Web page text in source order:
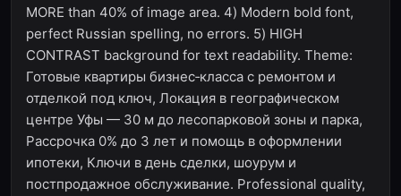
MORE than 40% of image area. 4) Modern bold font,
perfect Russian spelling, no errors. 5) HIGH
CONTRAST background for text readability. Theme:
Готовые квартиры бизнес‑класса с ремонтом и
отделкой под ключ, Локация в географическом
центре Уфы — 30 м до лесопарковой зоны и парка,
Рассрочка 0% до 3 лет и помощь в оформлении
ипотеки, Ключи в день сделки, шоурум и
постпродажное обслуживание. Professional quality,